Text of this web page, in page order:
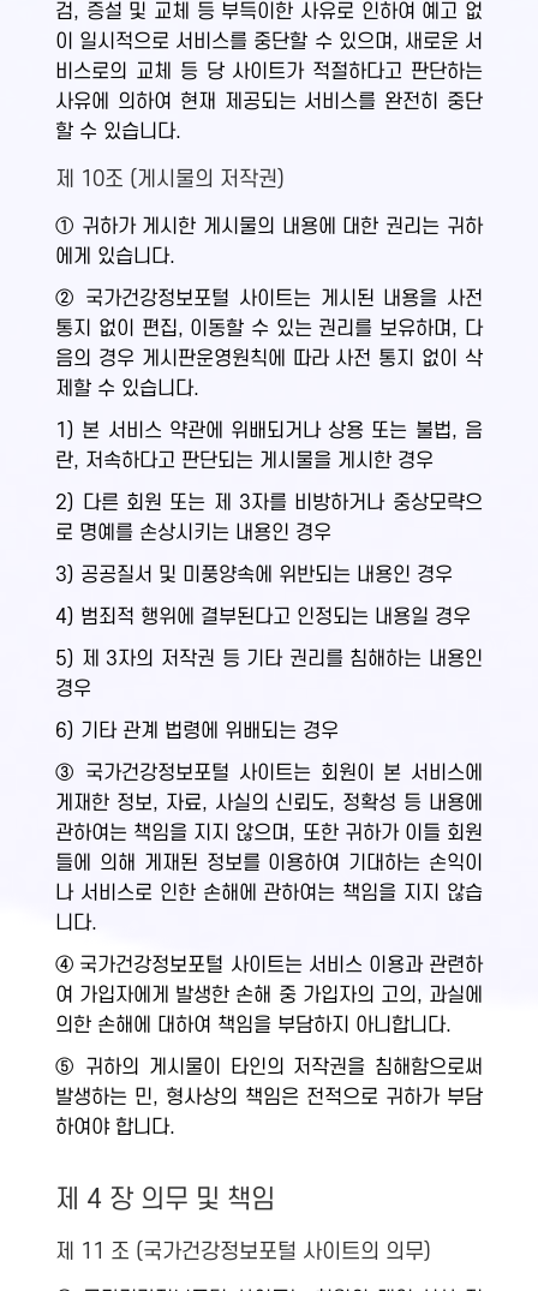
검, 증설 및 교체 등 부득이한 사유로 인하여 예고 없
이 일시적으로 서비스를 중단할 수 있으며, 새로운 서
비스로의 교체 등 당 사이트가 적절하다고 판단하는
사유에 의하여 현재 제공되는 서비스를 완전히 중단
할 수 있습니다.
제 10조 (게시물의 저작권)
① 귀하가 게시한 게시물의 내용에 대한 권리는 귀하
에게 있습니다.
② 국가건강정보포털 사이트는 게시된 내용을 사전
통지 없이 편집, 이동할 수 있는 권리를 보유하며, 다
음의 경우 게시판운영원칙에 따라 사전 통지 없이 삭
제할 수 있습니다.
1) 본 서비스 약관에 위배되거나 상용 또는 불법, 음
란, 저속하다고 판단되는 게시물을 게시한 경우
2) 다른 회원 또는 제 3자를 비방하거나 중상모략으
로 명예를 손상시키는 내용인 경우
3) 공공질서 및 미풍양속에 위반되는 내용인 경우
4) 범죄적 행위에 결부된다고 인정되는 내용일 경우
5) 제 3자의 저작권 등 기타 권리를 침해하는 내용인
경우
6) 기타 관계 법령에 위배되는 경우
③ 국가건강정보포털 사이트는 회원이 본 서비스에
게재한 정보, 자료, 사실의 신뢰도, 정확성 등 내용에
관하여는 책임을 지지 않으며, 또한 귀하가 이들 회원
들에 의해 게재된 정보를 이용하여 기대하는 손익이
나 서비스로 인한 손해에 관하여는 책임을 지지 않습
니다.
④ 국가건강정보포털 사이트는 서비스 이용과 관련하
여 가입자에게 발생한 손해 중 가입자의 고의, 과실에
의한 손해에 대하여 책임을 부담하지 아니합니다.
⑤ 귀하의 게시물이 타인의 저작권을 침해함으로써
발생하는 민, 형사상의 책임은 전적으로 귀하가 부담
하여야 합니다.
제 4 장 의무 및 책임
제 11 조 (국가건강정보포털 사이트의 의무)